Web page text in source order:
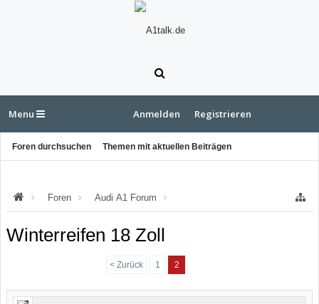
Menu
Foren durchsuchen Themen mit aktuellen Beiträgen
Anmelden Registrieren
Foren Audi A1 Forum
Audi A1 Felgen & Fahrwerk
Winterreifen 18 Zoll
< Zurück 1 2